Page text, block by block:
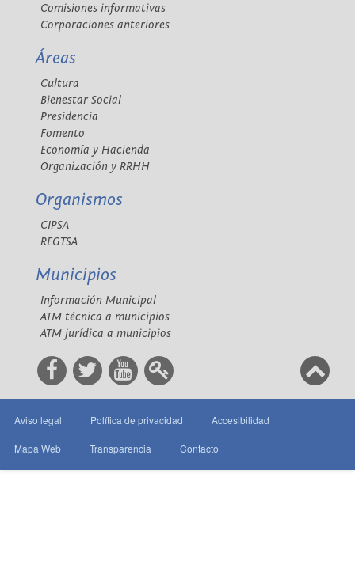
Comisiones informativas
Corporaciones anteriores
Áreas
Cultura
Bienestar Social
Presidencia
Fomento
Economía y Hacienda
Organización y RRHH
Organismos
CIPSA
REGTSA
Municipios
Información Municipal
ATM técnica a municipios
ATM jurídica a municipios
Aviso legal Política de privacidad Accesibilidad
Mapa Web Transparencia Contacto